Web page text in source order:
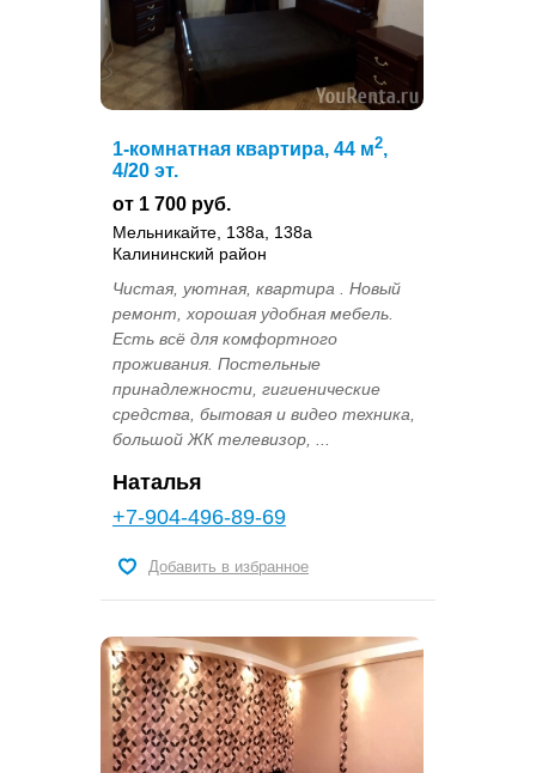
1-комнатная квартира, 44 м2,
4/20 эт.
от 1 700 руб.
Мельникайте, 138а, 138а
Калининский район
Чистая, уютная, квартира . Новый
ремонт, хорошая удобная мебель.
Есть всё для комфортного
проживания. Постельные
принадлежности, гигиенические
средства, бытовая и видео техника,
большой ЖК телевизор, ...
Наталья
+7-904-496-89-69
Добавить в избранное